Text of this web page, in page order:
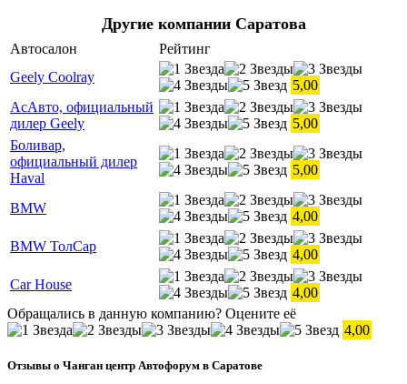
Другие компании Саратова
Автосалон
Рейтинг
Geely Coolray
5,00
АсАвто, официальный
дилер Geely
5,00
Боливар,
официальный дилер
Haval
5,00
BMW
4,00
BMW ТолСар
4,00
Car House
4,00
Обращались в данную компанию? Оцените её
4,00
Отзывы о Чанган центр Автофорум в Саратове